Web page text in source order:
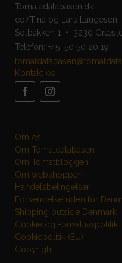
Tomatadatabasen.dk
co/Tina og Lars Laugesen
Solbakken 1 • 3230
Telefon: +45 50 50 20 19
Kontakt os
Om os
Om Tomatdatabasen
Om Tomatbloggen
Om webshoppen
Handelsbetingelser
Forsendelse uden for
Shipping outside Denmark
Cookie og -privatlivspolitik
Cookiepolitik (EU)
Copyright